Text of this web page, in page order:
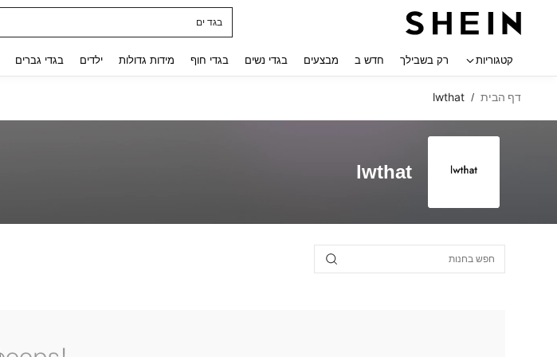
בגד ים
קטגוריות רק בשבילך חדש ב מבצעים בגדי נשים בגדי חוף מידות גדולות ילדים בגדי גברים
דף הבית /
lwthat
lwthat